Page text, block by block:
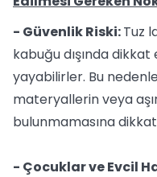
- Güvenlik Riski:Tuz
kabuğu dışında dikkat
yayabilirler. Bu
materyallerin veya
bulunmamasına
- Çocuklar ve Evcil